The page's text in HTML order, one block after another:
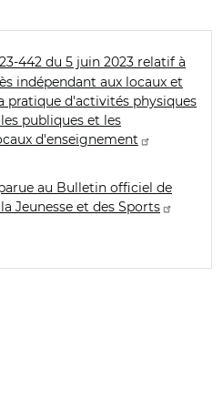
442 du 5 juin 2023 relatif à
indépendant aux locaux et
pratique d'activités physiques
publiques et les
d'enseignement
au Bulletin officiel de
Jeunesse et des Sports